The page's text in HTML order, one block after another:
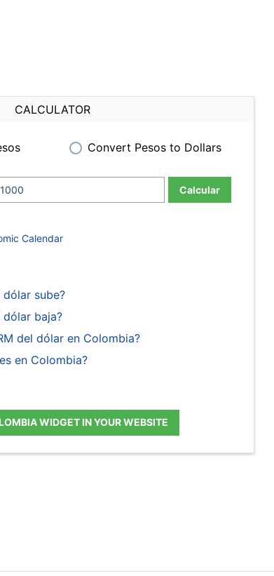
CALCULATOR
Convert Pesos to Dollars
Calcular
Calendar
dólar sube?
dólar baja?
del dólar en Colombia?
en Colombia?
WIDGET IN YOUR WEBSITE